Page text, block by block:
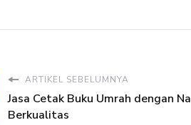
ARTIKEL SEBELUMNYA
Jasa Cetak Buku Umrah dengan
Berkualitas